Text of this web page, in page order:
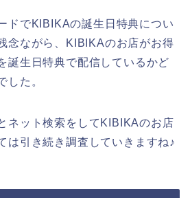
ドでKIBIKAの誕生日特典につい
念ながら、KIBIKAのお店がお得
誕生日特典で配信しているかど
した。
ネット検索をしてKIBIKAのお店
は引き続き調査していきますね♪